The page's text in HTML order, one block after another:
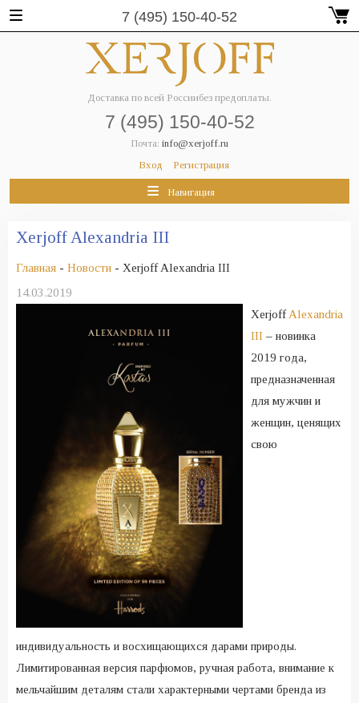
7 (495) 150-40-52
Доставка по всей Россиибез предоплаты.
7 (495) 150-40-52
Почта: info@xerjoff.ru
Вход
Регистрация
Навигация
Xerjoff Alexandria III
Главная - Новости - Xerjoff Alexandria III
14.03.2019
XerjoffAlexandria
III – новинка
2019 года,
предназначенная
для мужчин и
женщин, ценящих
свою
индивидуальность и восхищающихся дарами природы.
Лимитированная версия парфюмов, ручная работа, внимание к
мельчайшим деталям стали характерными чертами бренда из